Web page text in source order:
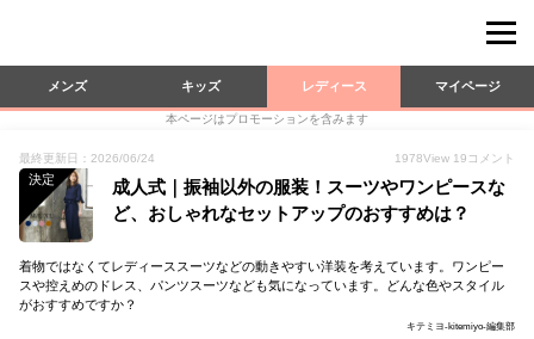
メンズ キッズ レディース マイページ
本ページはプロモーションを含みます
最終更新日：2026/06/24 1978View 19 コメント
決定
成人式｜振袖以外の服装！スーツやワンピースな
ど、おしゃれなセットアップのおすすめは？
着物ではなくてレディーススーツなどの動きやすい洋装を考えています。ワンピー
スや控えめのドレス、パンツスーツなども気になっています。どんな色やスタイル
がおすすめですか？
キテミヨ-kitemiyo-編集部